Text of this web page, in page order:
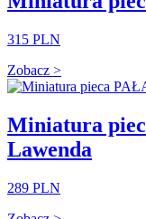
315 PLN
Zobacz >
Miniatura
Lawenda
289 PLN